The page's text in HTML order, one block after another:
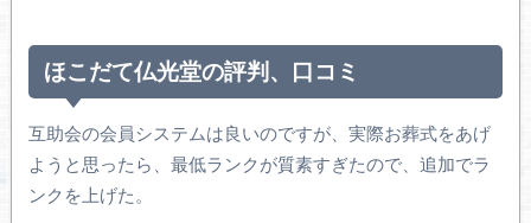
ほこだて仏光堂の評判、口コミ
互助会の会員システムは良いのですが、実際お葬式をあげ
ようと思ったら、最低ランクが質素すぎたので、追加でラ
ンクを上げた。